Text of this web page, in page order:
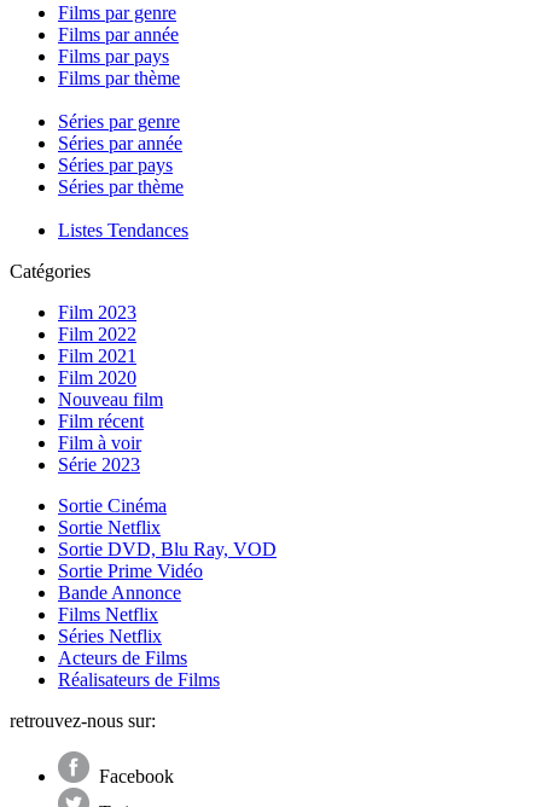
Films par genre
Films par année
Films par pays
Films par thème
Séries par genre
Séries par année
Séries par pays
Séries par thème
Listes Tendances
Catégories
Film 2023
Film 2022
Film 2021
Film 2020
Nouveau film
Film récent
Film à voir
Série 2023
Sortie Cinéma
Sortie Netflix
Sortie DVD, Blu Ray, VOD
Sortie Prime Vidéo
Bande Annonce
Films Netflix
Séries Netflix
Acteurs de Films
Réalisateurs de Films
retrouvez-nous sur:
Facebook